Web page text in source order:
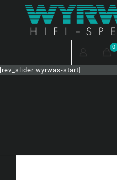
0
[rev_slider wyrwas-start]